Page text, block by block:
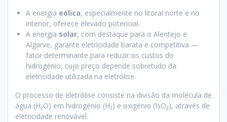
A energia eólica, especialmente no litoral norte e no
interior, oferece elevado potencial.
A energia solar, com destaque para o Alentejo e
Algarve, garante eletricidade barata e competitiva —
fator determinante para reduzir os custos do
hidrogénio, cujo preço depende sobretudo da
eletricidade utilizada na eletrólise.
O processo de eletrólise consiste na divisão da molécula de
água (H₂O) em hidrogénio (H₂) e oxigénio (½O₂), através de
eletricidade renovável.